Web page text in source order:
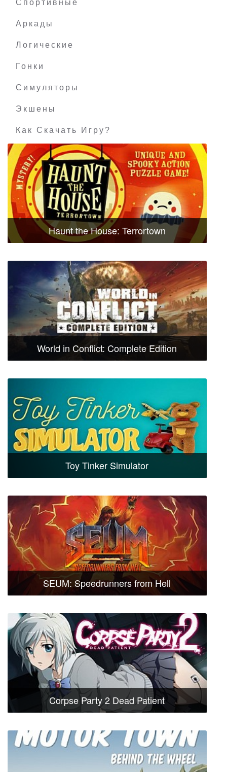
Спортивные
Аркады
Логические
Гонки
Симуляторы
Экшены
Как Скачать Игру?
Haunt the House: Terrortown
World in Conflict: Complete Edition
Toy Tinker Simulator
SEUM: Speedrunners from Hell
Corpse Party 2 Dead Patient